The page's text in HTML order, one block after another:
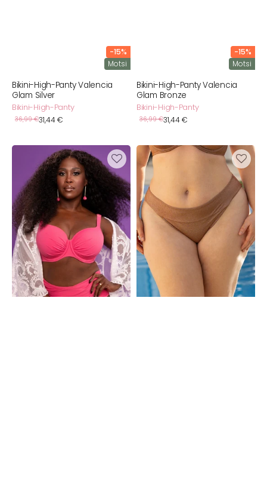
-15%
Motsi
Bikini-High-Panty Valencia
Glam Silver
Bikini-High-Panty
Normaler
36,99 €
Verkaufspreis
31,44 €
-15%
Motsi
Bikini-High-Panty Valencia
Glam Bronze
Bikini-High-Panty
Normaler
36,99 €
Verkaufspreis
31,44 €
Schalen-
Valencia
Chic
Flamingo
Bikini-
Brazilian
Valencia
Glam
Bronze